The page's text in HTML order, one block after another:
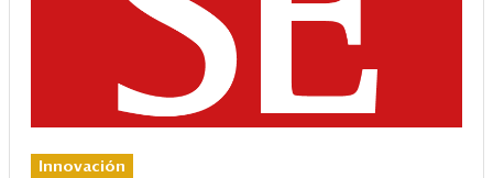
Economía y Finanzas
Innovación